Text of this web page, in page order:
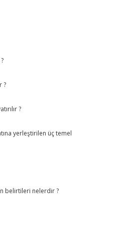
?
?
yerleştirilen üç temel
belirtileri nelerdir ?